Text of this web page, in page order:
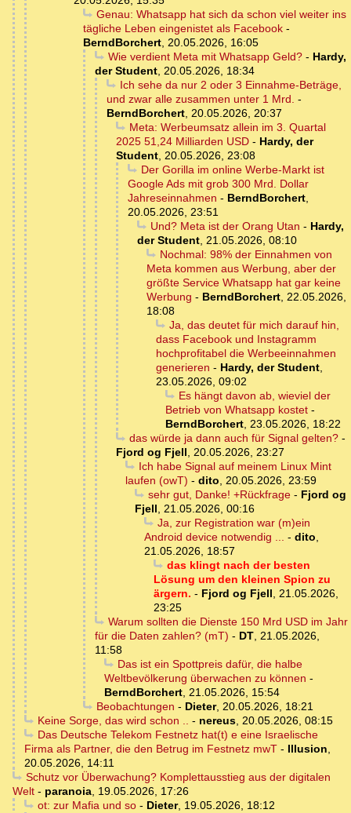
Genau: Whatsapp hat sich da schon viel weiter ins
tägliche Leben eingenistet als Facebook -
BerndBorchert, 20.05.2026, 16:05
Wie verdient Meta mit Whatsapp Geld?- Hardy,
der Student, 20.05.2026, 18:34
Ich sehe da nur 2 oder 3 Einnahme-Beträge,
und zwar alle zusammen unter 1 Mrd. -
BerndBorchert, 20.05.2026, 20:37
Meta: Werbeumsatz allein im 3. Quartal
2025 51,24 Milliarden USD - Hardy, der
Student, 20.05.2026, 23:08
Der Gorilla im online Werbe-Markt ist
Google Ads mit grob 300 Mrd. Dollar
Jahreseinnahmen - BerndBorchert,
20.05.2026, 23:51
Und? Meta ist der Orang Utan - Hardy,
der Student, 21.05.2026, 08:10
Nochmal: 98% der Einnahmen von
Meta kommen aus Werbung, aber der
größte Service Whatsapp hat gar keine
Werbung - BerndBorchert, 22.05.2026,
18:08
Ja, das deutet für mich darauf hin,
dass Facebook und Instagramm
hochprofitabel die Werbeeinnahmen
generieren - Hardy, der Student,
23.05.2026, 09:02
Es hängt davon ab, wieviel der
Betrieb von Whatsapp kostet -
BerndBorchert, 23.05.2026, 18:22
das würde ja dann auch für Signal gelten?-
Fjord og Fjell, 20.05.2026, 23:27
Ich habe Signal auf meinem Linux Mint
laufen (owT) - dito, 20.05.2026, 23:59
sehr gut, Danke! +Rückfrage- Fjord og
Fjell, 21.05.2026, 00:16
Ja, zur Registration war (m)ein
Android device notwendig ... - dito,
21.05.2026, 18:57
das klingt nach der besten
Lösung um den kleinen Spion zu
ärgern. - Fjord og Fjell, 21.05.2026,
23:25
Warum sollten die Dienste 150 Mrd USD im Jahr
für die Daten zahlen? (mT) - DT, 21.05.2026,
11:58
Das ist ein Spottpreis dafür, die halbe
Weltbevölkerung überwachen zu können -
BerndBorchert, 21.05.2026, 15:54
Beobachtungen - Dieter, 20.05.2026, 18:21
Keine Sorge, das wird schon .. - nereus, 20.05.2026, 08:15
Das Deutsche Telekom Festnetz hat(t) e eine Israelische
Firma als Partner, die den Betrug im Festnetz mwT - Illusion,
20.05.2026, 14:11
Schutz vor Überwachung? Komplettausstieg aus der digitalen
Welt - paranoia, 19.05.2026, 17:26
ot: zur Mafia und so- Dieter, 19.05.2026, 18:12